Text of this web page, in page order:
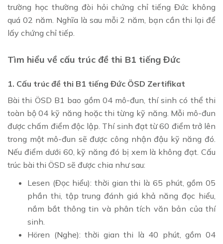
trường học thường đòi hỏi chứng chỉ tiếng Đức không
quá 02 năm. Nghĩa là sau mỗi 2 năm, bạn cần thi lại để
lấy chứng chỉ tiếp.
Tìm hiểu về cấu trúc đề thi B1 tiếng Đức
1. Cấu trúc đề thi B1 tiếng Đức ÖSD Zertifikat
Bài thi ÖSD B1 bao gồm 04 mô-đun, thí sinh có thể thi
toàn bộ 04 kỹ năng hoặc thi từng kỹ năng. Mỗi mô-đun
được chấm điểm độc lập. Thí sinh đạt từ 60 điểm trở lên
trong một mô-đun sẽ được công nhận đậu kỹ năng đó.
Nếu điểm dưới 60, kỹ năng đó bị xem là không đạt. Cấu
trúc bài thi ÖSD sẽ được chia như sau:
Lesen (Đọc hiểu): thời gian thi là 65 phút, gồm 05
phần thi, tập trung đánh giá khả năng đọc hiểu,
nắm bắt thông tin và phân tích văn bản của thí
sinh.
Hören (Nghe): thời gian thi là 40 phút, gồm 04